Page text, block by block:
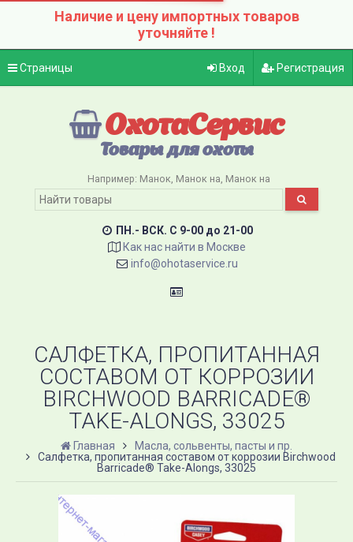
Наличие и цену импортных товаров
уточняйте !
Страницы Вход Регистрация
ОхотаСервис
Товары для охоты
Например: Манок Манок на Манок на
ПН.- ВСК. C 9-00 до 21-00
Как нас найти в Москве
info@ohotaservice.ru
САЛФЕТКА, ПРОПИТАННАЯ
СОСТАВОМ ОТ КОРРОЗИИ
BIRCHWOOD BARRICADE®
TAKE-ALONGS, 33025
Главная
Масла, сольвенты, пасты и пр.
Салфетка, пропитанная составом от коррозии Birchwood
Barricade® Take-Alongs, 33025